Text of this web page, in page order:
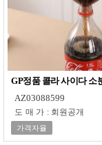
GP정품 콜라 사이다 소
AZ03088599
도매가 : 회원공개
가격자율